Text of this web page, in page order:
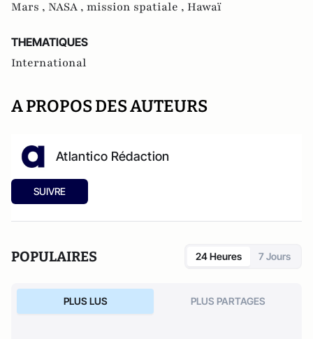
Mars , NASA , mission spatiale , Hawaï
THEMATIQUES
International
A PROPOS DES AUTEURS
Atlantico Rédaction
SUIVRE
POPULAIRES 24 Heures 7 Jours
PLUS LUS PLUS PARTAGES